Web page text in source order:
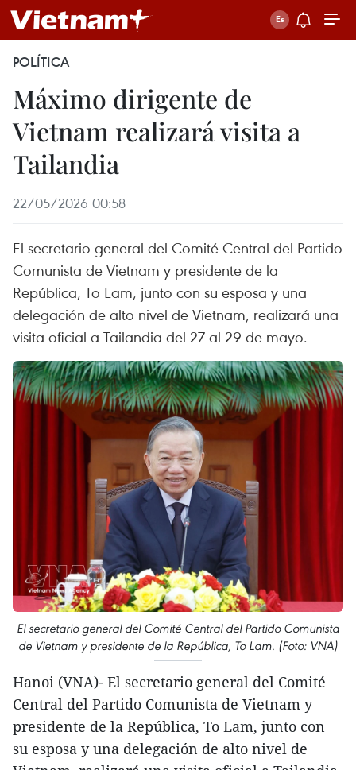
POLÍTICA
Máximo dirigente de
Vietnam realizará visita a
Tailandia
22/05/2026 00:58
El secretario general del Comité Central del Partido
Comunista de Vietnam y presidente de la
República, To Lam, junto con su esposa y una
delegación de alto nivel de Vietnam, realizará una
visita oficial a Tailandia del 27 al 29 de mayo.
El secretario general del Comité Central del Partido Comunista
de Vietnam y presidente de la República, To Lam. (Foto: VNA)
Hanoi (VNA)- El secretario general del Comité
Central del Partido Comunista de Vietnam y
presidente de la República, To Lam, junto con
su esposa y una delegación de alto nivel de